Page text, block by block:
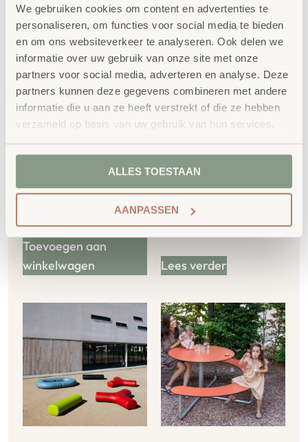
We gebruiken cookies om content en advertenties te
personaliseren, om functies voor social media te bieden
en om ons websiteverkeer te analyseren. Ook delen we
informatie over uw gebruik van onze site met onze
partners voor social media, adverteren en analyse. Deze
partners kunnen deze gegevens combineren met andere
informatie die u aan ze heeft verstrekt of die ze hebben
verzameld op basis van uw gebruik van hun services.
ALLES TOESTAAN
AANPASSEN
Kruk gemaakt van
gaas
Toevoegen aan
winkelwagen
Outdoor Huis 4-
persoons
Lees verder